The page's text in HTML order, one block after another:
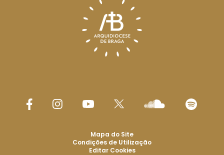
Mapa do Site
Condições de Utilização
Editar Cookies